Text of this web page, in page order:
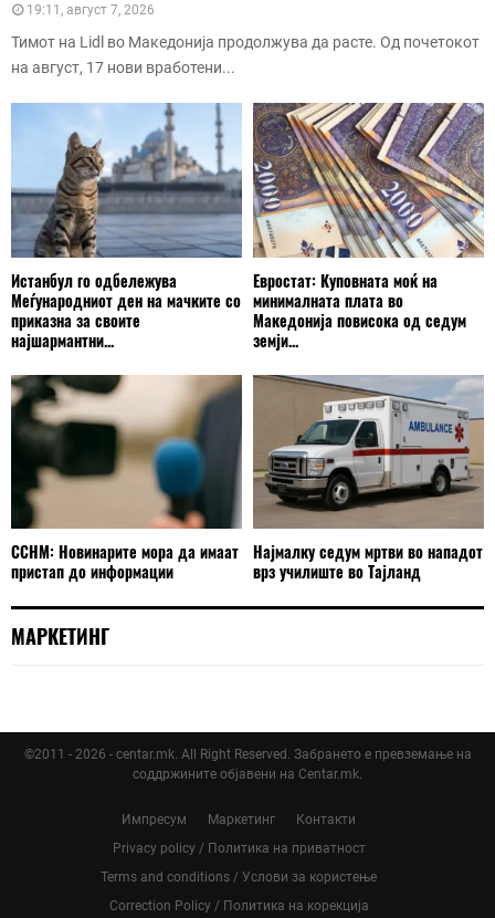
19:11, август 7, 2026
Тимот на Lidl во Македонија продолжува да расте. Од почетокот
на август, 17 нови вработени...
Истанбул го одбележува
Меѓународниот ден на мачките со
приказна за своите
најшармантни...
Евростат: Куповната моќ на
минималната плата во
Македонија повисока од седум
земји...
ССНМ: Новинарите мора да имаат
пристап до информации
Најмалку седум мртви во нападот
врз училиште во Тајланд
МАРКЕТИНГ
©2011 - 2026 - centar.mk. All Right Reserved. Забрането е превземање на
соддржините објавени на Centar.mk.
Импресум Маркетинг
Контакти
Privacy policy / Политика на приватност
Terms and conditions / Услови за користење
Correction Policy / Политика на корекција